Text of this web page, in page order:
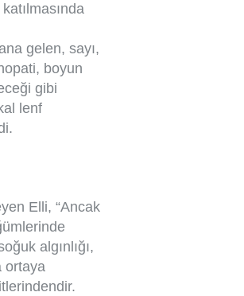
gelen, sayı,
boyun
gibi
lenf
Elli, “Ancak
algınlığı,
ortaya